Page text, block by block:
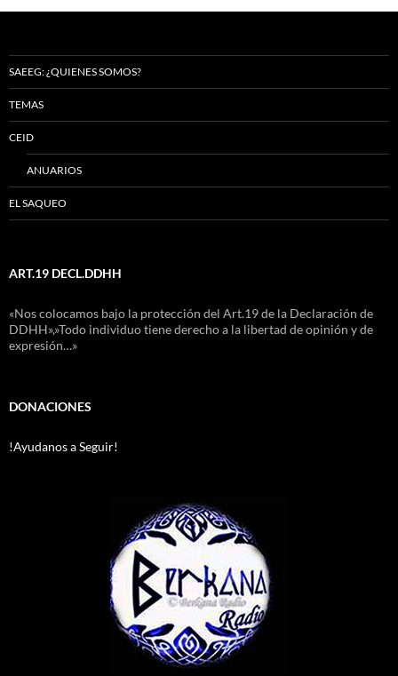
SAEEG: ¿QUIENES SOMOS?
TEMAS
CEID
ANUARIOS
EL SAQUEO
ART.19 DECL.DDHH
«Nos colocamos bajo la protección del Art.19 de la Declaración de
DDHH»,»Todo individuo tiene derecho a la libertad de opinión y de
expresión…»
DONACIONES
!Ayudanos a Seguir!